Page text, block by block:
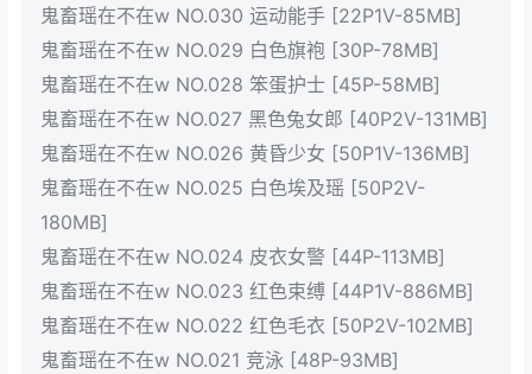
鬼畜瑶在不在w NO.030 运动能手 [22P1V-85MB]
鬼畜瑶在不在w NO.029 白色旗袍 [30P-78MB]
鬼畜瑶在不在w NO.028 笨蛋护士 [45P-58MB]
鬼畜瑶在不在w NO.027 黑色兔女郎 [40P2V-131MB]
鬼畜瑶在不在w NO.026 黄昏少女 [50P1V-136MB]
鬼畜瑶在不在w NO.025 白色埃及瑶 [50P2V-
180MB]
鬼畜瑶在不在w NO.024 皮衣女警 [44P-113MB]
鬼畜瑶在不在w NO.023 红色束缚 [44P1V-886MB]
鬼畜瑶在不在w NO.022 红色毛衣 [50P2V-102MB]
鬼畜瑶在不在w NO.021 竞泳 [48P-93MB]